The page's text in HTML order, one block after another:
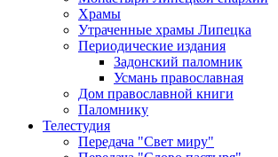
Храмы
Утраченные храмы Липецка
Периодические издания
Задонский паломник
Усмань православная
Дом православной книги
Паломнику
Телестудия
Передача "Свет миру"